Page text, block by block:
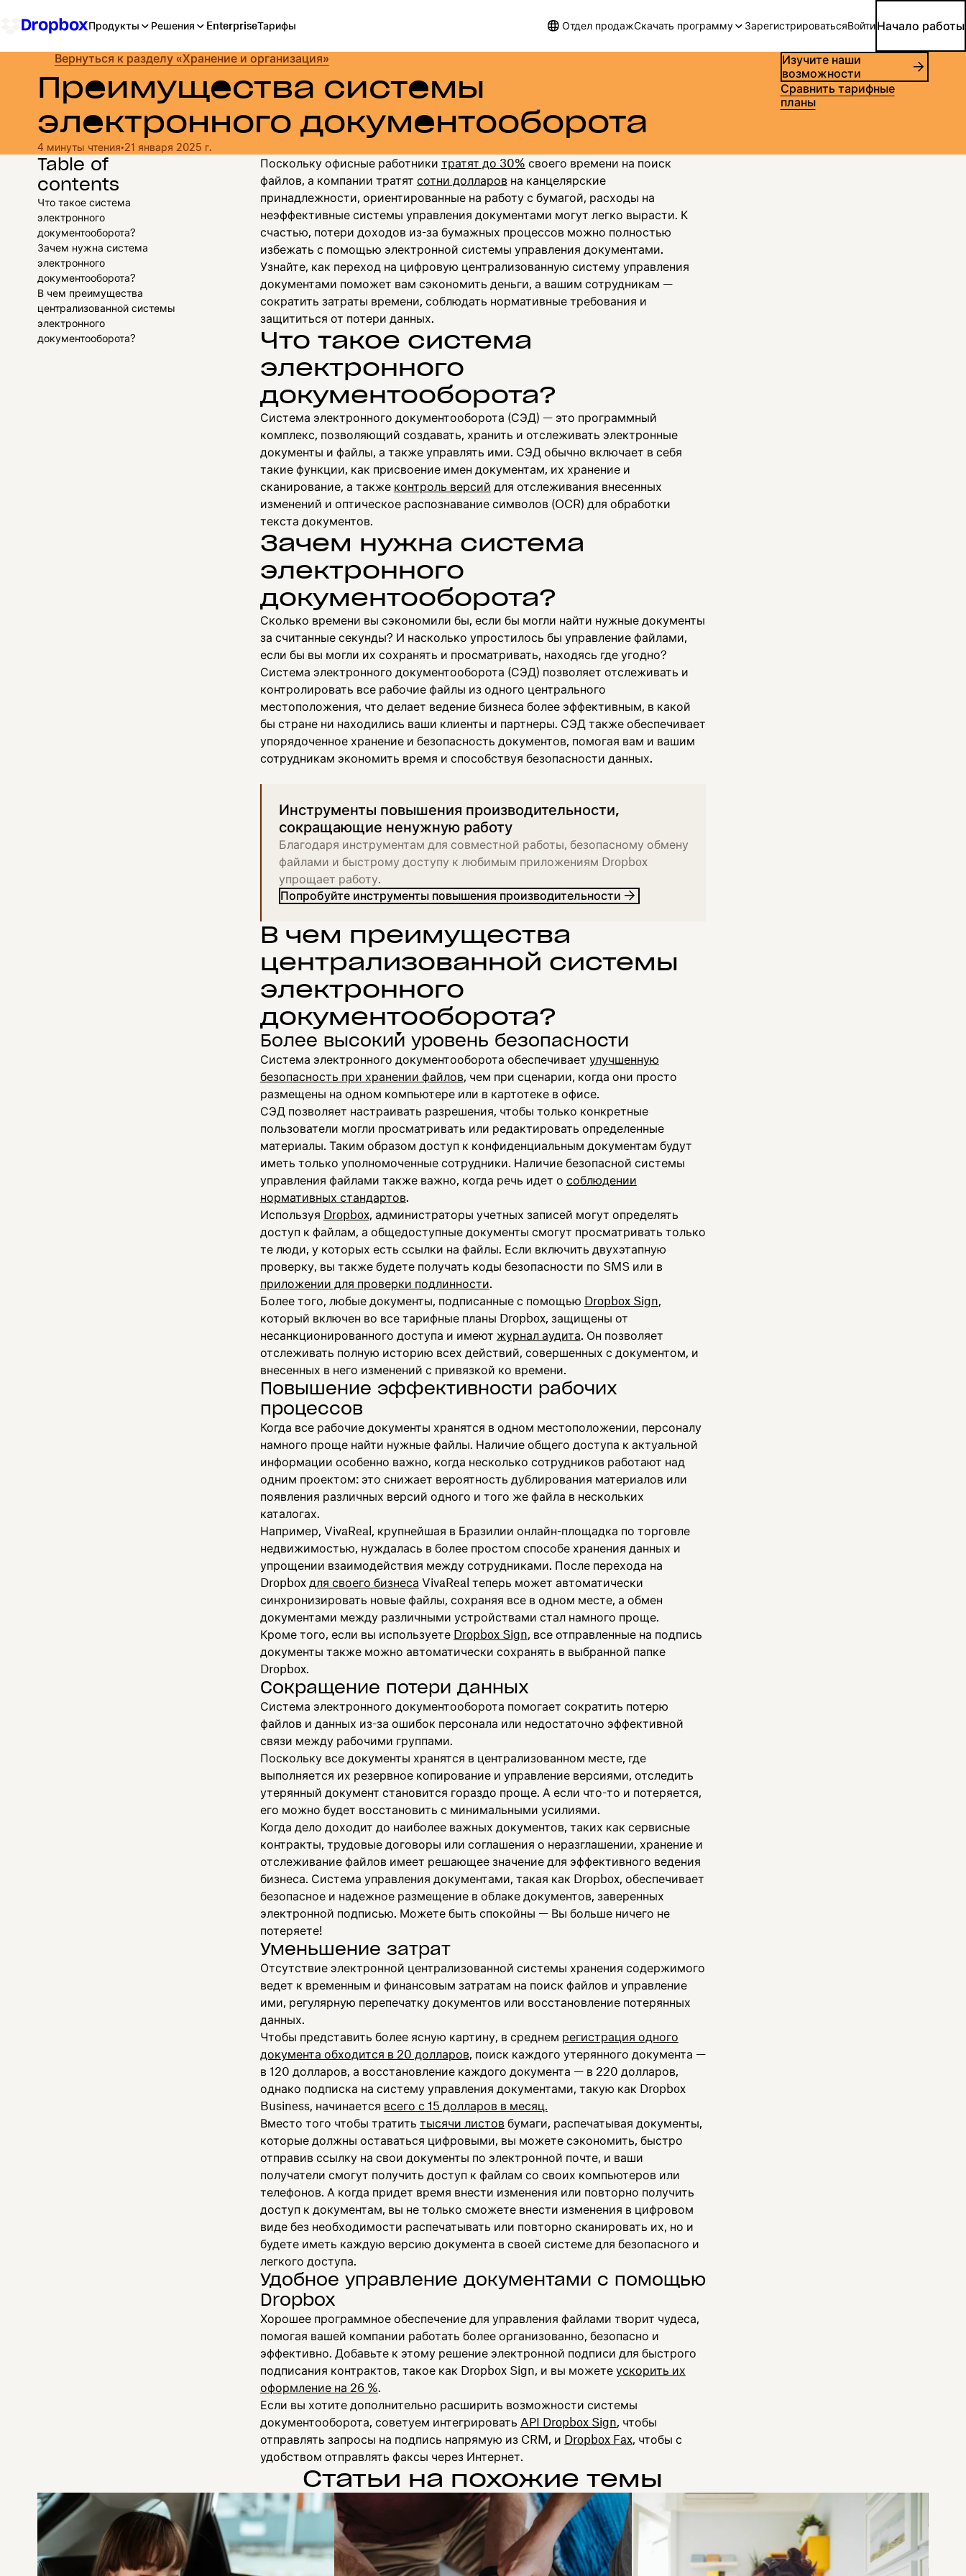
Продукты Решения EnterpriseТарифы Отдел продажСкачать программу ЗарегистрироватьсяВойтиНачало работы
Вернуться к разделу «Хранение и организация»
Преимущества системы
электронного документооборота
4 минуты чтения•21 января 2025 г.
Изучите наши
возможности
Сравнить тарифные
планы
Table of
contents
Что такое система
электронного
документооборота?
Зачем нужна система
электронного
документооборота?
В чем преимущества
централизованной системы
электронного
документооборота?
Поскольку офисные работники тратят до 30% своего времени на поиск
файлов, а компании тратят сотни долларовна канцелярские
принадлежности, ориентированные на работу с бумагой, расходы на
неэффективные системы управления документами могут легко вырасти. К
счастью, потери доходов из-за бумажных процессов можно полностью
избежать с помощью электронной системы управления документами.
Узнайте, как переход на цифровую централизованную систему управления
документами поможет вам сэкономить деньги, а вашим сотрудникам —
сократить затраты времени, соблюдать нормативные требования и
защититься от потери данных.
Что такое система
электронного
документооборота?
Система электронного документооборота (СЭД) — это программный
комплекс, позволяющий создавать, хранить и отслеживать электронные
документы и файлы, а также управлять ими. СЭД обычно включает в себя
такие функции, как присвоение имен документам, их хранение и
сканирование, а также контроль версий для отслеживания внесенных
изменений и оптическое распознавание символов (OCR) для обработки
текста документов.
Зачем нужна система
электронного
документооборота?
Сколько времени вы сэкономили бы, если бы могли найти нужные документы
за считанные секунды? И насколько упростилось бы управление файлами,
если бы вы могли их сохранять и просматривать, находясь где угодно?
Система электронного документооборота (СЭД) позволяет отслеживать и
контролировать все рабочие файлы из одного центрального
местоположения, что делает ведение бизнеса более эффективным, в какой
бы стране ни находились ваши клиенты и партнеры. СЭД также обеспечивает
упорядоченное хранение и безопасность документов, помогая вам и вашим
сотрудникам экономить время и способствуя безопасности данных.
Инструменты повышения производительности,
сокращающие ненужную работу
Благодаря инструментам для совместной работы, безопасному обмену
файлами и быстрому доступу к любимым приложениям Dropbox
упрощает работу.
Попробуйте инструменты повышения производительности
В чем преимущества
централизованной системы
электронного
документооборота?
Более высокий уровень безопасности
Система электронного документооборота обеспечивает улучшенную
безопасность при хранении файлов, чем при сценарии, когда они просто
размещены на одном компьютере или в картотеке в офисе.
СЭД позволяет настраивать разрешения, чтобы только конкретные
пользователи могли просматривать или редактировать определенные
материалы. Таким образом доступ к конфиденциальным документам будут
иметь только уполномоченные сотрудники. Наличие безопасной системы
управления файлами также важно, когда речь идет о соблюдении
нормативных стандартов.
Используя Dropbox, администраторы учетных записей могут определять
доступ к файлам, а общедоступные документы смогут просматривать только
те люди, у которых есть ссылки на файлы. Если включить двухэтапную
проверку, вы также будете получать коды безопасности по SMS или в
приложении для проверки подлинности.
Более того, любые документы, подписанные с помощью Dropbox Sign,
который включен во все тарифные планы Dropbox, защищены от
несанкционированного доступа и имеют журнал аудита. Он позволяет
отслеживать полную историю всех действий, совершенных с документом, и
внесенных в него изменений с привязкой ко времени.
Повышение эффективности рабочих
процессов
Когда все рабочие документы хранятся в одном местоположении, персоналу
намного проще найти нужные файлы. Наличие общего доступа к актуальной
информации особенно важно, когда несколько сотрудников работают над
одним проектом: это снижает вероятность дублирования материалов или
появления различных версий одного и того же файла в нескольких
каталогах.
Например, VivaReal, крупнейшая в Бразилии онлайн-площадка по торговле
недвижимостью, нуждалась в более простом способе хранения данных и
упрощении взаимодействия между сотрудниками. После перехода на
Dropbox для своего бизнеса VivaReal теперь может автоматически
синхронизировать новые файлы, сохраняя все в одном месте, а обмен
документами между различными устройствами стал намного проще.
Кроме того, если вы используете Dropbox Sign, все отправленные на подпись
документы также можно автоматически сохранять в выбранной папке
Dropbox.
Сокращение потери данных
Система электронного документооборота помогает сократить потерю
файлов и данных из-за ошибок персонала или недостаточно эффективной
связи между рабочими группами.
Поскольку все документы хранятся в централизованном месте, где
выполняется их резервное копирование и управление версиями, отследить
утерянный документ становится гораздо проще. А если что-то и потеряется,
его можно будет восстановить с минимальными усилиями.
Когда дело доходит до наиболее важных документов, таких как сервисные
контракты, трудовые договоры или соглашения о неразглашении, хранение и
отслеживание файлов имеет решающее значение для эффективного ведения
бизнеса. Система управления документами, такая как Dropbox, обеспечивает
безопасное и надежное размещение в облаке документов, заверенных
электронной подписью. Можете быть спокойны — Вы больше ничего не
потеряете!
Уменьшение затрат
Отсутствие электронной централизованной системы хранения содержимого
ведет к временным и финансовым затратам на поиск файлов и управление
ими, регулярную перепечатку документов или восстановление потерянных
данных.
Чтобы представить более ясную картину, в среднем регистрация одного
документа обходится в 20 долларов, поиск каждого утерянного документа —
в 120 долларов, а восстановление каждого документа — в 220 долларов,
однако подписка на систему управления документами, такую как Dropbox
Business, начинается всего с 15 долларов в месяц.
Вместо того чтобы тратить тысячи листовбумаги, распечатывая документы,
которые должны оставаться цифровыми, вы можете сэкономить, быстро
отправив ссылку на свои документы по электронной почте, и ваши
получатели смогут получить доступ к файлам со своих компьютеров или
телефонов. А когда придет время внести изменения или повторно получить
доступ к документам, вы не только сможете внести изменения в цифровом
виде без необходимости распечатывать или повторно сканировать их, но и
будете иметь каждую версию документа в своей системе для безопасного и
легкого доступа.
Удобное управление документами с помощью
Dropbox
Хорошее программное обеспечение для управления файлами творит чудеса,
помогая вашей компании работать более организованно, безопасно и
эффективно. Добавьте к этому решение электронной подписи для быстрого
подписания контрактов, такое как Dropbox Sign, и вы можете ускорить их
оформление на 26 %.
Если вы хотите дополнительно расширить возможности системы
документооборота, советуем интегрировать API Dropbox Sign, чтобы
отправлять запросы на подпись напрямую из CRM, и Dropbox Fax, чтобы с
удобством отправлять факсы через Интернет.
Статьи на похожие темы